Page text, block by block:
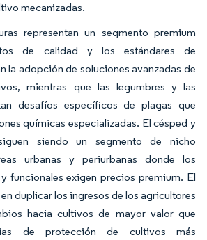
mecanizadas.
representan un segmento premium
de calidad y los estándares de
la adopción de soluciones avanzadas de
mientras que las legumbres y las
desafíos específicos de plagas que
químicas especializadas. El césped y
siendo un segmento de nicho
urbanas y periurbanas donde los
funcionales exigen precios premium. El
duplicar los ingresos de los agricultores
hacia cultivos de mayor valor que
de protección de cultivos más